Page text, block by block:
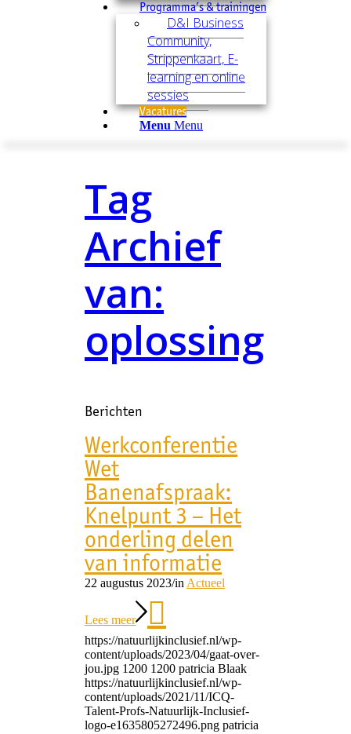
Programma’s & trainingen
D&I Business
Community,
Strippenkaart, E-
learning en online
sessies
Vacatures
Menu Menu
Tag
Archief
van:
oplossing
Berichten
Werkconferentie
Wet
Banenafspraak:
Knelpunt 3 – Het
onderling delen
van informatie
22 augustus 2023/in Actueel
Lees meer
https://natuurlijkinclusief.nl/wp-
content/uploads/2023/04/gaat-over-
jou.jpg 1200 1200 patricia Blaak
https://natuurlijkinclusief.nl/wp-
content/uploads/2021/11/ICQ-
Talent-Profs-Natuurlijk-Inclusief-
logo-e1635805272496.png patricia